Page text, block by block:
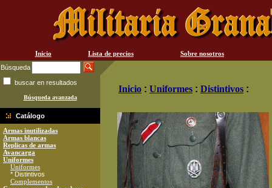
Inicio Lista de precios
Sobre nosotros
Búsqueda
buscar en resultados
Búsqueda avanzada
Catálogo
Armas inutilizadas
Armas blancas
Replicas de armas
Avancarga
Uniformes
Uniformes
* Distintivos
Complementos
Inicio : Uniformes : Distintivos :